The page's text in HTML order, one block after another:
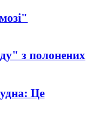
з полонених
Це